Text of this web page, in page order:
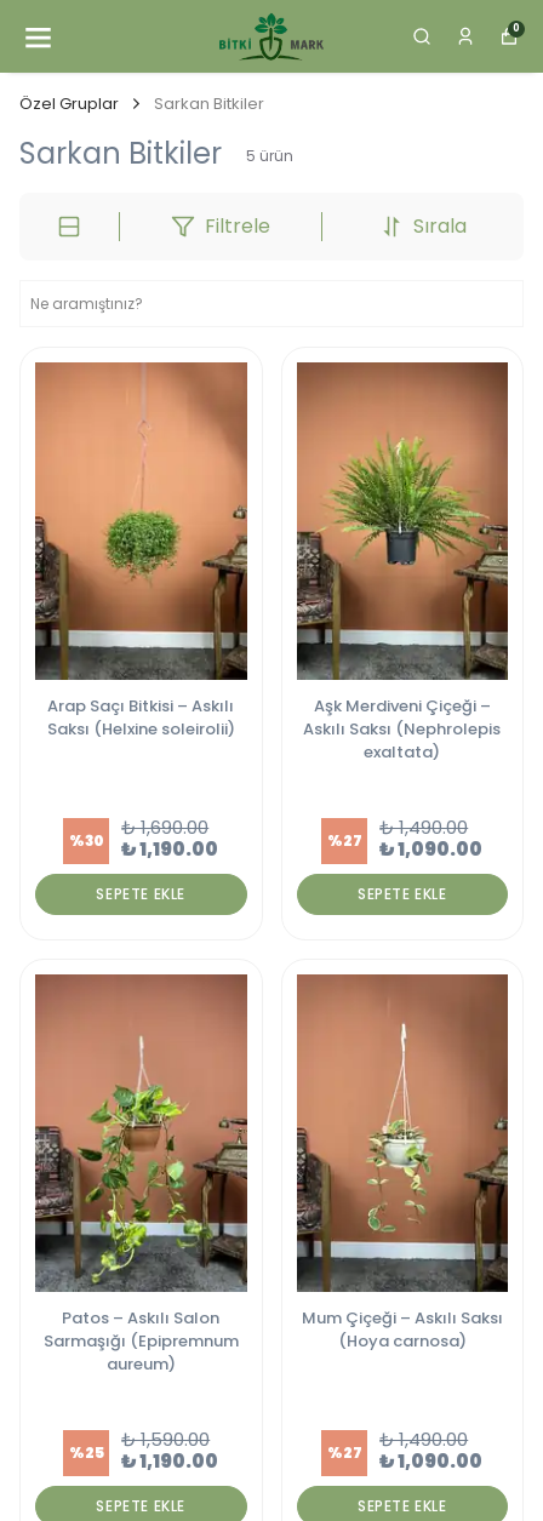
0
Özel Gruplar Sarkan Bitkiler
Sarkan Bitkiler 5 ürün
Filtrele Sırala
Arap Saçı Bitkisi – Askılı
Saksı (Helxine soleirolii)
%30
₺ 1,690.00
₺ 1,190.00
SEPETE EKLE
Aşk Merdiveni Çiçeği –
Askılı Saksı (Nephrolepis
exaltata)
%27
₺ 1,490.00
₺ 1,090.00
SEPETE EKLE
Patos – Askılı Salon
Sarmaşığı (Epipremnum
aureum)
%25
₺ 1,590.00
₺ 1,190.00
SEPETE EKLE
Mum Çiçeği – Askılı Saksı
(Hoya carnosa)
%27
₺ 1,490.00
₺ 1,090.00
SEPETE EKLE